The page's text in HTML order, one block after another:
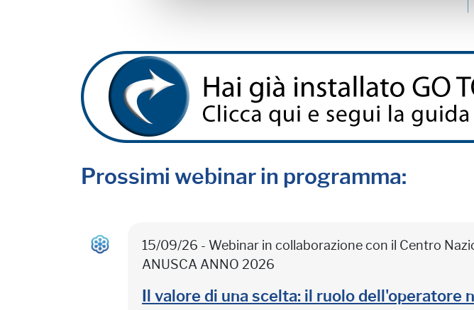
Prossimi webinar in programma:
15/09/26 - Webinar in collaborazione con il Centro
ANUSCA ANNO 2026
Il valore di una scelta: il ruolo